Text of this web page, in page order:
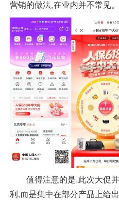
营销的做法,在业内并不常见。
值得注意的是,此次大促
利,而是集中在部分产品上给